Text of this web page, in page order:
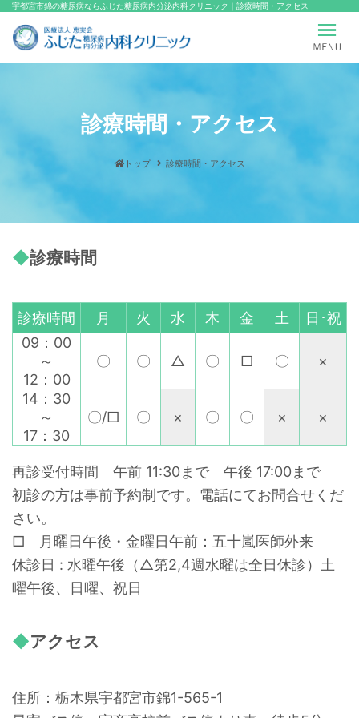
宇都宮市錦の糖尿病ならふじた糖尿病内分泌内科クリニック｜診療時間・アクセス
診療時間・アクセス
トップ 診療時間・アクセス
診療時間
診療時間 月 火 水 木 金 土
日･祝
09：00
～
12：00
〇 〇 △ 〇 □ 〇 ×
14：30
～
17：30
〇/□ 〇 × 〇 〇 × ×
再診受付時間 午前 11:30まで 午後 17:00まで
初診の方は事前予約制です。電話にてお問合せくだ
さい。
□ 月曜日午後・金曜日午前：五十嵐医師外来
休診日 : 水曜午後（△第2,4週水曜は全日休診）土
曜午後、日曜、祝日
アクセス
住所：栃木県宇都宮市錦1-565-1